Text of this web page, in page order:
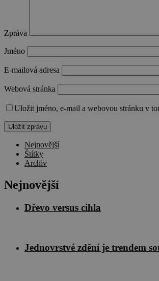
Zpráva
Jméno
E-mailová adresa
Webová stránka
Uložit jméno, e-mail a webovou stránku v
Nejnovější
Štítky
Archiv
Nejnovější
Dřevo versus cihla
Jednovrstvé zdění je trendem